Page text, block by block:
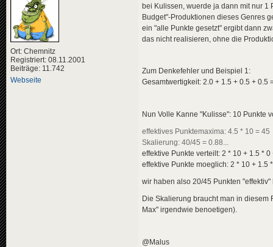
Ort: Chemnitz
Registriert: 08.11.2001
Beiträge: 11.742
Webseite
bei Kulissen, wuerde ja dann mit nur 1
Budget"-Produktionen dieses Genres
ein "alle Punkte gesetzt" ergibt dann
das nicht realisieren, ohne die
Zum Denkefehler und Beispiel 1:
Gesamtwertigkeit: 2.0 + 1.5 + 0.5 + 0.5
Nun Volle Kanne "Kulisse": 10 Punkte
effektives Punktemaxima: 4.5 * 10 = 45
Skalierung: 40/45 = 0.88...
effektive Punkte verteilt: 2 * 10 + 1.5 *
effektive Punkte moeglich: 2 * 10 + 1.5
wir haben also 20/45 Punkten
Die Skalierung braucht man in
Max" irgendwie benoetigen).
@Malus